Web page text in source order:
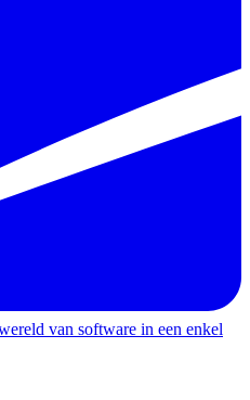
van software in een enkel